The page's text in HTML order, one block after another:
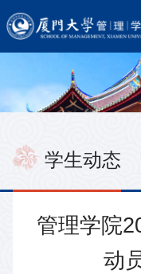
学生动态
管理学院
动